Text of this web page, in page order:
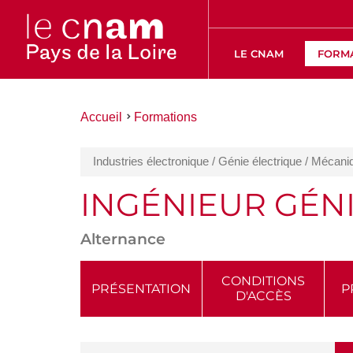
LE CNAM
Vous
Accueil Formations
Industries électronique / Génie électrique /
INGÉNIEUR
Alternance
ACCÉDER
PRÉSENTATION
CONDITIONS
D'ACCÈS